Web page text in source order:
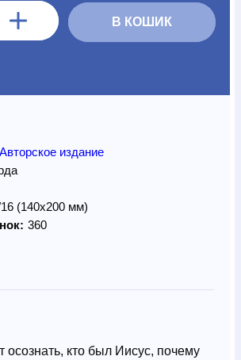
В КОШИК
Авторское издание
(140х200 мм)
360
осознать, кто был Иисус, почему